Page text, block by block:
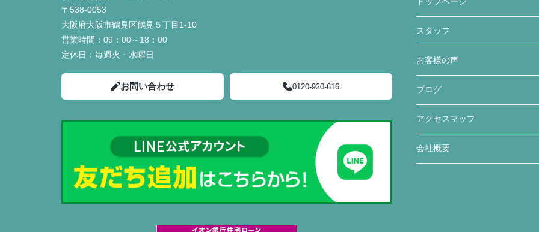
〒538-0053
大阪府大阪市鶴見区鶴見５丁目1-10
営業時間： 09：00～18：00
定休日： 毎週火・水曜日
お問い合わせ 0120-920-616
スタッフ
お客様の声
ブログ
アクセスマップ
会社概要